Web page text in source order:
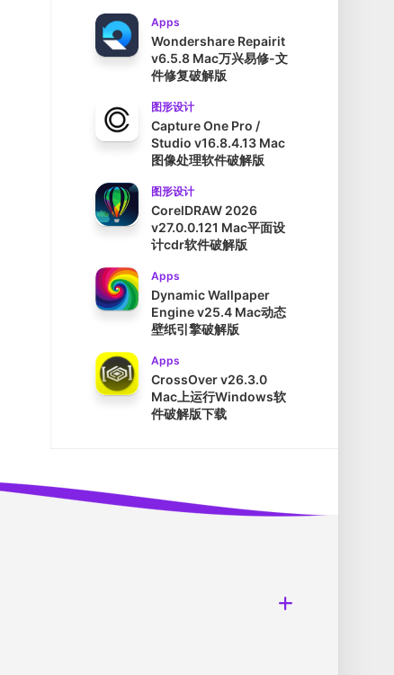
Apps
Wondershare Repairit
v6.5.8 Mac万兴易修-文
件修复破解版
图形设计
Capture One Pro /
Studio v16.8.4.13 Mac
图像处理软件破解版
图形设计
CorelDRAW 2026
v27.0.0.121 Mac平面设
计cdr软件破解版
Apps
Dynamic Wallpaper
Engine v25.4 Mac动态
壁纸引擎破解版
Apps
CrossOver v26.3.0
Mac上运行Windows软
件破解版下载